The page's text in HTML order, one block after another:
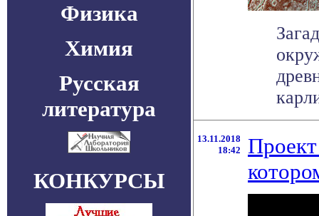
Физика
Химия
Русская
литература
КОНКУРСЫ
13.11.2018
18:42